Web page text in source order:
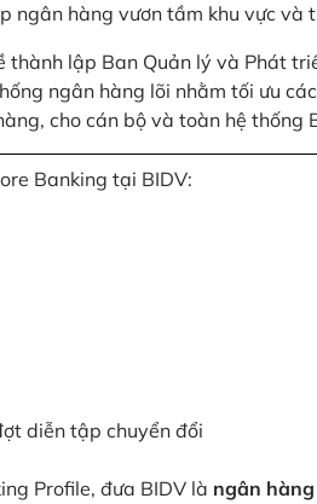
ngân hàng vươn tầm khu vực và
lập Ban Quản lý và Phát
ngân hàng lõi nhằm tối ưu
cho cán bộ và toàn hệ thống
Banking tại BIDV:
diễn tập chuyển đổi
Profile, đưa BIDV là ngân